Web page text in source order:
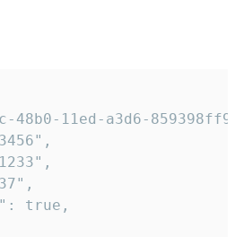
48b0-11ed-a3d6-
true,